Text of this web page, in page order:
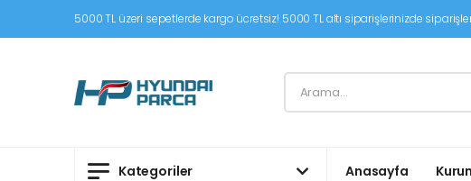
5000 TL üzeri sepetlerde kargo ücretsiz! 5000 TL altı siparişlerinizde
Kategoriler Anasayfa